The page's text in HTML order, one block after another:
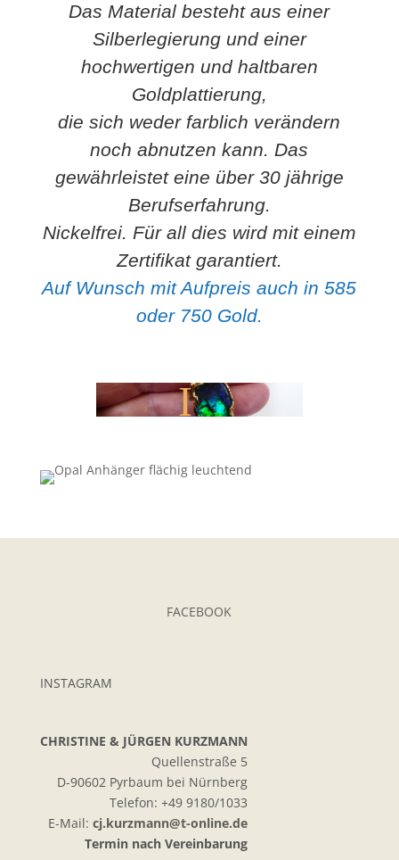
Das Material besteht aus einer
Silberlegierung und einer
hochwertigen und haltbaren
Goldplattierung,
die sich weder farblich verändern
noch abnutzen kann. Das
gewährleistet eine über 30 jährige
Berufserfahrung.
Nickelfrei. Für all dies wird mit einem
Zertifikat garantiert.
Auf Wunsch mit Aufpreis auch in 585
oder 750 Gold.
Mit
dem
Laden
des
Videos
akzeptieren
YouTube.
Mehr
erfahren
laden
immer
FACEBOOK
INSTAGRAM
CHRISTINE & JÜRGEN KURZMANN
Quellenstraße 5
D-90602 Pyrbaum bei Nürnberg
Telefon: +49 9180/1033
E-Mail: cj.kurzmann@t-online.de
Termin nach Vereinbarung
Kundenbewertungen und Erfahrungen zu